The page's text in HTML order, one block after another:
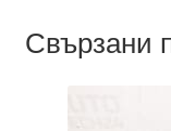
Свързани